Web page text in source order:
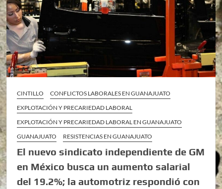
CINTILLO
CONFLICTOS LABORALES EN GUANAJUATO
EXPLOTACIÓN Y PRECARIEDAD LABORAL
EXPLOTACIÓN Y PRECARIEDAD LABORAL EN GUANAJUATO
GUANAJUATO
RESISTENCIAS EN GUANAJUATO
El nuevo sindicato independiente de GM
en México busca un aumento salarial
del 19.2%; la automotriz respondió con